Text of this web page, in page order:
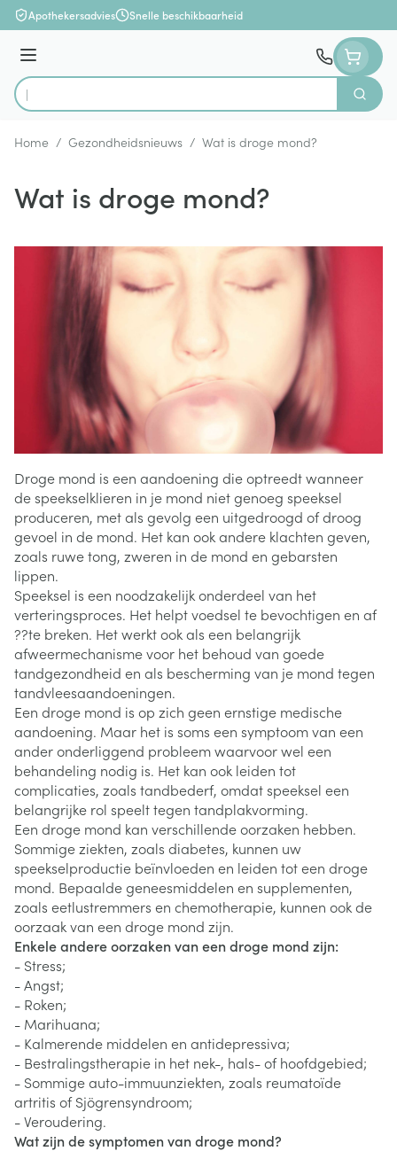
Ga naar de inhoud
Apothekersadvies Snelle beschikbaarheid
Menu
Product, merk, categorie...
Zoek
Home / Gezondheidsnieuws / Wat is droge mond?
Wat is droge mond?
Droge mond is een aandoening die optreedt wanneer
de speekselklieren in je mond niet genoeg speeksel
produceren, met als gevolg een uitgedroogd of droog
gevoel in de mond. Het kan ook andere klachten geven,
zoals ruwe tong, zweren in de mond en gebarsten
lippen.
Speeksel is een noodzakelijk onderdeel van het
verteringsproces. Het helpt voedsel te bevochtigen en af
??te breken. Het werkt ook als een belangrijk
afweermechanisme voor het behoud van goede
tandgezondheid en als bescherming van je mond tegen
tandvleesaandoeningen.
Een droge mond is op zich geen ernstige medische
aandoening. Maar het is soms een symptoom van een
ander onderliggend probleem waarvoor wel een
behandeling nodig is. Het kan ook leiden tot
complicaties, zoals tandbederf, omdat speeksel een
belangrijke rol speelt tegen tandplakvorming.
Een droge mond kan verschillende oorzaken hebben.
Sommige ziekten, zoals diabetes, kunnen uw
speekselproductie beïnvloeden en leiden tot een droge
mond. Bepaalde geneesmiddelen en supplementen,
zoals eetlustremmers en chemotherapie, kunnen ook de
oorzaak van een droge mond zijn.
Enkele andere oorzaken van een droge mond zijn:
- Stress;
- Angst;
- Roken;
- Marihuana;
- Kalmerende middelen en antidepressiva;
- Bestralingstherapie in het nek-, hals- of hoofdgebied;
- Sommige auto-immuunziekten, zoals reumatoïde
artritis of Sjögrensyndroom;
- Veroudering.
Wat zijn de symptomen van droge mond?